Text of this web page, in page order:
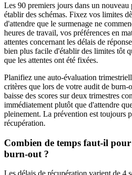
Les 90 premiers jours dans un
établir des schémas. Fixez vos limites
d'attendre que le surmenage ne
heures de travail, vos préférences en
attentes concernant les délais de
bien plus facile d'établir des limites tôt
que les attentes ont été fixées.
Planifiez une auto-évaluation
critères que lors de votre audit de burn-
baisse des scores sur deux trimestres
immédiatement plutôt que d'attendre
pleinement. La prévention est toujours
récupération.
Combien de temps faut-il
burn-out ?